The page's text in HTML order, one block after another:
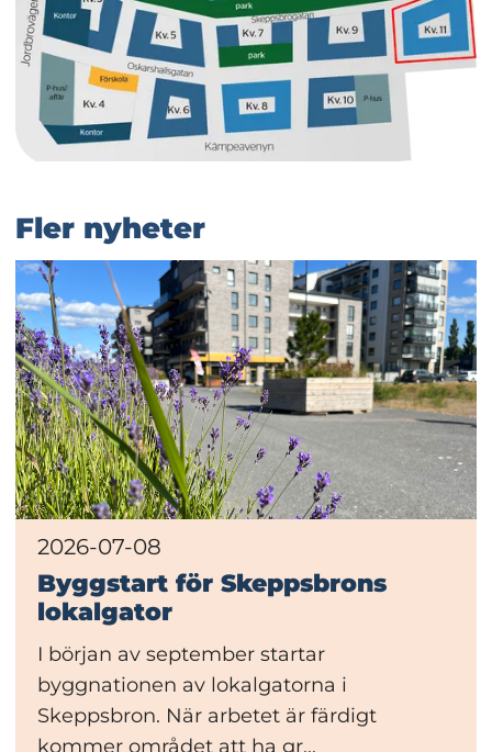
Fler nyheter
2026-07-08
Byggstart för Skeppsbrons
lokalgator
I början av september startar
byggnationen av lokalgatorna i
Skeppsbron. När arbetet är färdigt
kommer området att ha gr...